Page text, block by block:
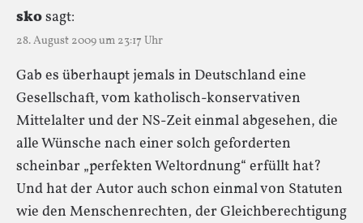
skosagt:
28. August 2009 um 23:17 Uhr
Gab es überhaupt jemals in Deutschland eine
Gesellschaft, vom katholisch-konservativen
Mittelalter und der NS-Zeit einmal abgesehen, die
alle Wünsche nach einer solch geforderten
scheinbar „perfekten Weltordnung“ erfüllt hat?
Und hat der Autor auch schon einmal von Statuten
wie den Menschenrechten, der Gleichberechtigung